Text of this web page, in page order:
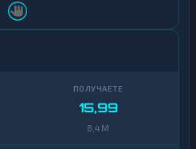
15,99
8,4 M